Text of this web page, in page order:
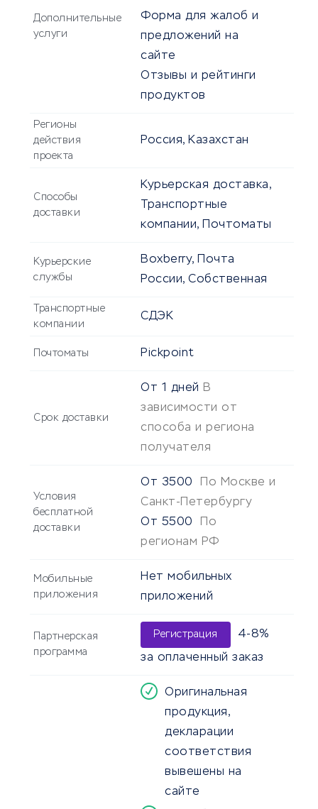
Дополнительные
услуги
Форма для жалоб и
предложений на
сайте
Отзывы и рейтинги
продуктов
Регионы
действия
проекта
Россия, Казахстан
Способы
доставки
Курьерская доставка,
Транспортные
компании, Почтоматы
Курьерские
службы
Boxberry, Почта
России, Собственная
Транспортные
компании
СДЭК
Почтоматы Pickpoint
Срок доставки
От 1 дней В
зависимости от
способа и региона
получателя
Условия
бесплатной
доставки
От 3500
По Москве и
Санкт-Петербургу
От 5500
По
регионам РФ
Мобильные
приложения
Нет мобильных
приложений
Партнерская
программа
Регистрация 4-8%
за оплаченный заказ
Оригинальная
продукция,
декларации
соответствия
вывешены на
сайте